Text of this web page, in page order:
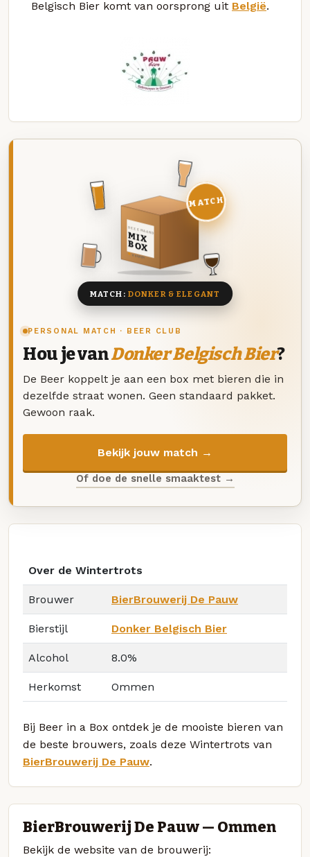
Belgisch Bier komt van oorsprong uit België.
PERSONAL MATCH · BEER CLUB
Hou je vanDonker Belgisch Bier?
De Beer koppelt je aan een box met bieren die in
dezelfde straat wonen. Geen standaard pakket.
Gewoon raak.
Bekijk jouw match →
Of doe de snelle smaaktest →
DEZE MAAND
MIX
BOX
8 BIEREN
MATCH
MATCH: DONKER & ELEGANT
Over de Wintertrots
Brouwer BierBrouwerij De Pauw
Bierstijl Donker Belgisch Bier
Alcohol 8.0%
Herkomst Ommen
Bij Beer in a Box ontdek je de mooiste bieren van
de beste brouwers, zoals deze Wintertrots van
BierBrouwerij De Pauw.
BierBrouwerij De Pauw — Ommen
Bekijk de website van de brouwerij: